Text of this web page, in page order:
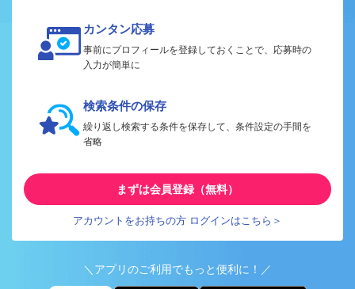
カンタン応募
事前にプロフィールを登録しておくことで、応募時の
入力が簡単に
検索条件の保存
繰り返し検索する条件を保存して、条件設定の手間を
省略
まずは会員登録（無料）
アカウントをお持ちの方 ログインはこちら＞
＼アプリのご利用でもっと便利に！／